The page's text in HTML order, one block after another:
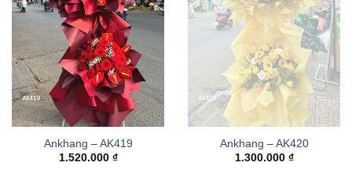
Ankhang – AK419
1.520.000 ₫
Ankhang – AK420
1.300.000 ₫